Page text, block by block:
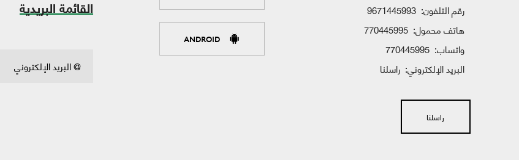
رقم التلفون: 9671445993
هاتف محمول: 770445995
واتساب: 770445995
البريد الإلكتروني: راسلنا
راسلنا
ANDROID
القائمة البريدية